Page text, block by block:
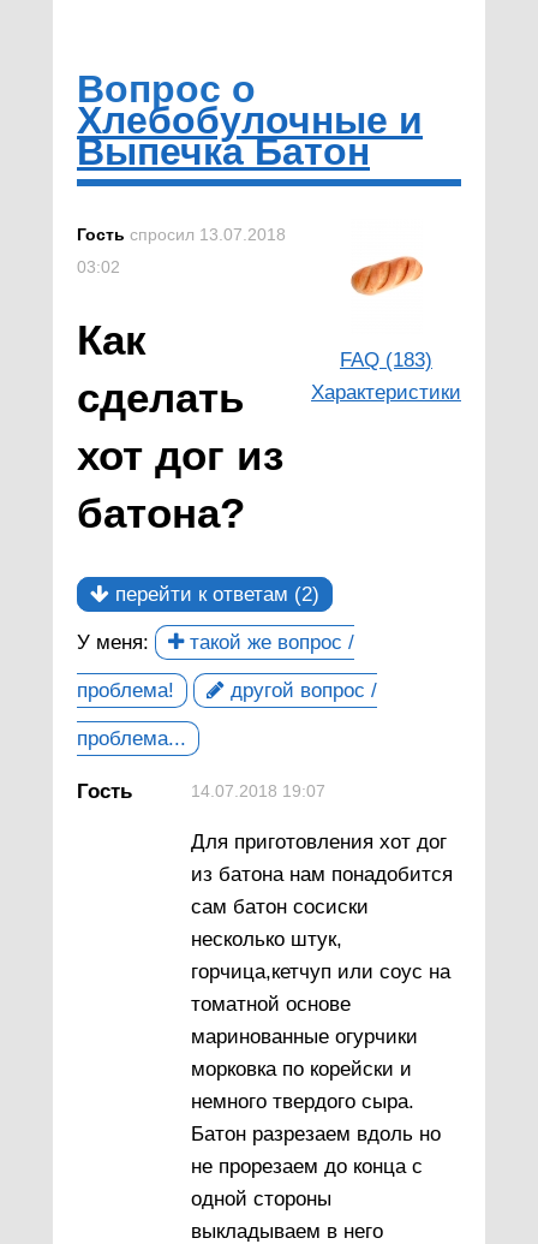
Вопрос о
Хлебобулочные и
Выпечка Батон
FAQ (183)
Характеристики
Гость спросил 13.07.2018
03:02
Как
сделать
хот дог из
батона?
перейти к ответам (2)
У меня: такой же вопрос /
проблема! другой вопрос /
проблема...
Гость 14.07.2018 19:07
Для приготовления хот дог
из батона нам понадобится
сам батон сосиски
несколько штук,
горчица,кетчуп или соус на
томатной основе
маринованные огурчики
морковка по корейски и
немного твердого сыра.
Батон разрезаем вдоль но
не прорезаем до конца с
одной стороны
выкладываем в него